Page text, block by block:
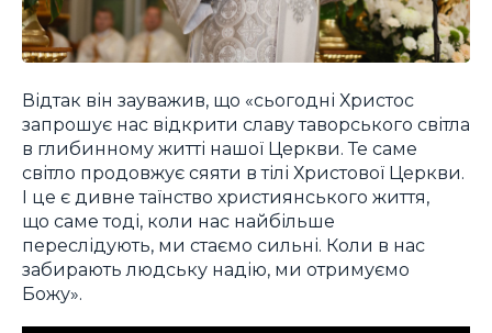
Відтак він зауважив, що «сьогодні Христос
запрошує нас відкрити славу таворського світла
в глибинному житті нашої Церкви. Те саме
світло продовжує сяяти в тілі Христової Церкви.
І це є дивне таїнство християнського життя,
що саме тоді, коли нас найбільше
переслідують, ми стаємо сильні. Коли в нас
забирають людську надію, ми отримуємо
Божу».